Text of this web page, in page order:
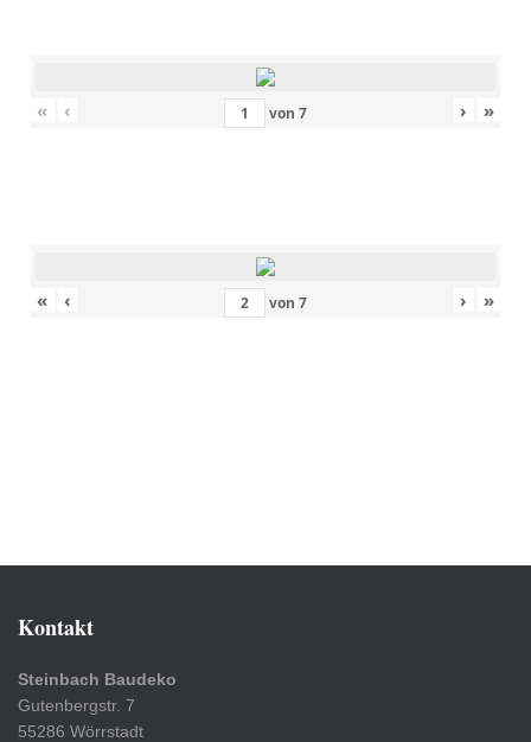
« ‹ von 7 › »
« ‹ von 7 › »
Kontakt
Steinbach Baudeko
Gutenbergstr. 7
55286 Wörrstadt